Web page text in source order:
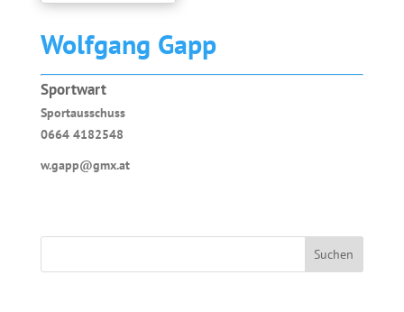
Wolfgang Gapp
Sportwart
Sportausschuss
0664 4182548
w.gapp@gmx.at